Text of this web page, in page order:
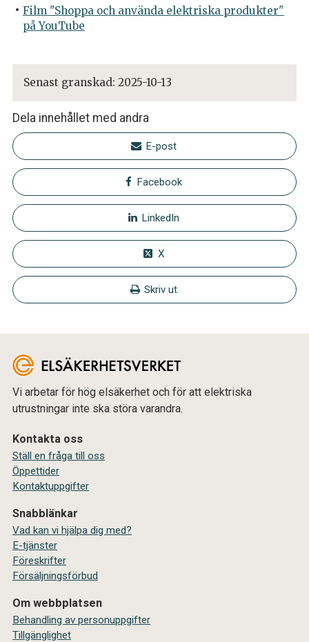
Film "Shoppa och använda elektriska produkter"
på YouTube
Senast granskad: 2025-10-13
Dela innehållet med andra
E-post
Facebook
LinkedIn
X
Skriv ut
Vi arbetar för hög elsäkerhet och för att elektriska
utrustningar inte ska störa varandra.
Kontakta oss
Ställ en fråga till oss
Öppettider
Kontaktuppgifter
Snabblänkar
Vad kan vi hjälpa dig med?
E-tjänster
Föreskrifter
Försäljningsförbud
Om webbplatsen
Behandling av personuppgifter
Tillgänglighet